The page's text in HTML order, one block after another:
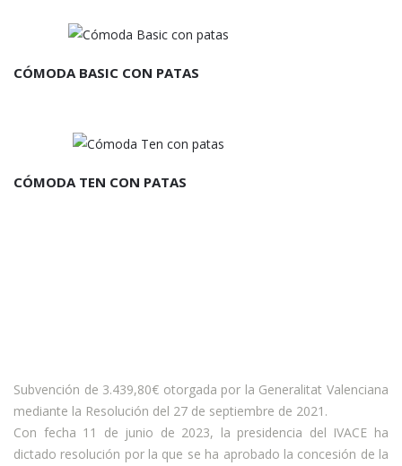
CÓMODA BASIC CON PATAS
CÓMODA TEN CON PATAS
Subvención de 3.439,80€ otorgada por la Generalitat Valenciana
mediante la Resolución del 27 de septiembre de 2021.
Con fecha 11 de junio de 2023, la presidencia del IVACE ha
dictado resolución por la que se ha aprobado la concesión de la